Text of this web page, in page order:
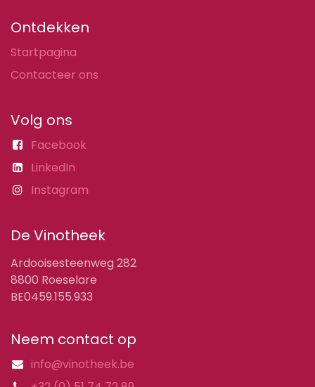
Ontdekken
Startpagina
Contacteer ons
Volg ons
Facebook
LinkedIn
Instagram
De Vinotheek
Ardooisesteenweg 282
8800 Roeselare
BE0459.155.933
Neem contact op
info@vinotheek.be